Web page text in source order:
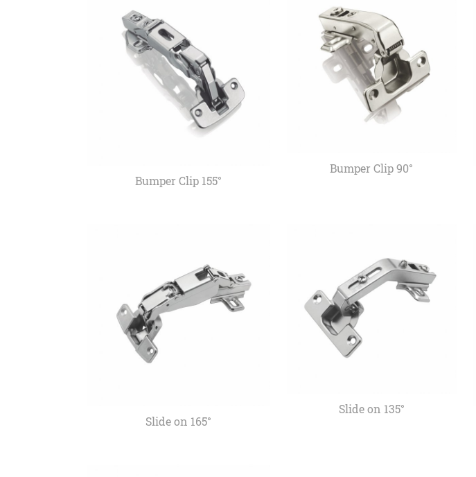
Bumper Clip 155°
Bumper Clip 90°
Slide on 165°
Slide on 135°